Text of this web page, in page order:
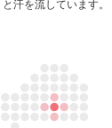
汗を流しています。